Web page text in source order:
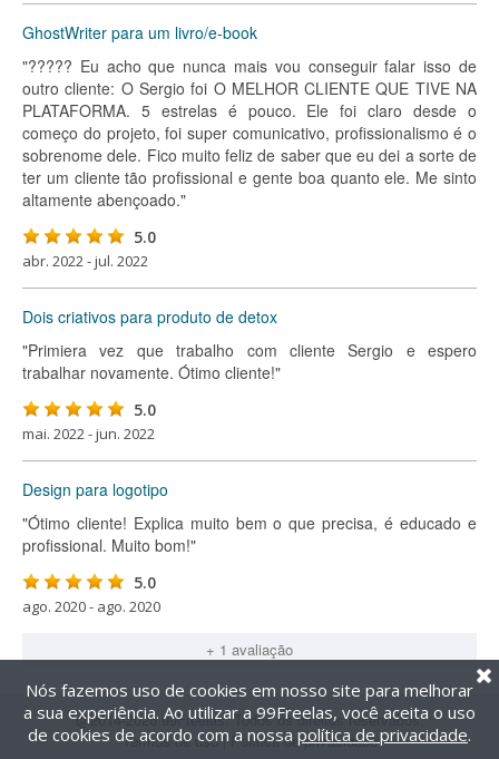
GhostWriter para um livro/e-book
"????? Eu acho que nunca mais vou conseguir falar isso de
outro cliente: O Sergio foi O MELHOR CLIENTE QUE TIVE NA
PLATAFORMA. 5 estrelas é pouco. Ele foi claro desde o
começo do projeto, foi super comunicativo, profissionalismo é o
sobrenome dele. Fico muito feliz de saber que eu dei a sorte de
ter um cliente tão profissional e gente boa quanto ele. Me sinto
altamente abençoado."
5.0
abr. 2022 - jul. 2022
Dois criativos para produto de detox
"Primiera vez que trabalho com cliente Sergio e espero
trabalhar novamente. Ótimo cliente!"
5.0
mai. 2022 - jun. 2022
Design para logotipo
"Ótimo cliente! Explica muito bem o que precisa, é educado e
profissional. Muito bom!"
5.0
ago. 2020 - ago. 2020
+ 1 avaliação
@2014-2026 99Freelas. Todos os direitos reservados.
Termos de uso| Política de privacidade
Nós fazemos uso de cookies em nosso site para melhorar
a sua experiência. Ao utilizar a 99Freelas, você aceita o uso
de cookies de acordo com a nossa política de privacidade.